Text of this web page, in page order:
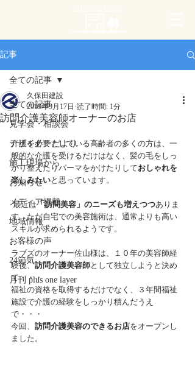
記事
全ての記事
見学会・相談会
デザイナーだより
施工現場から
お知らせ
メディア掲載
地域情報
お客様の声
24節気
月刊 plus one layer
全ての記事
訪問介護美容師オーナーのお店
久保田建設
2019年9月17日 読了時間: 1分
介護を必要としている高齢者の多くの方は、一
般的な介護を受けるだけはなく、髪の毛をしっ
かり整えたりパーマをかけたりしておしゃれを
楽しみたいと思っています。
最近は「訪問美容」のニーズも増えつつありま
す。ただ自宅での美容施術は、通常よりも高い
スキルが求められるようです。
ラブズのオーナー佐山様は、１０年の美容師経
験後、訪問介護美容師として独立しようと決め
て・・・
福祉の資格を取得するだけでなく、３年間福祉
施設で介護の経験をしっかり積んだうえ
で・・・
今回、 訪問介護美容のできるお店をオープンし
ました。